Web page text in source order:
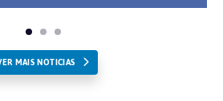
MAIS NOTICIAS